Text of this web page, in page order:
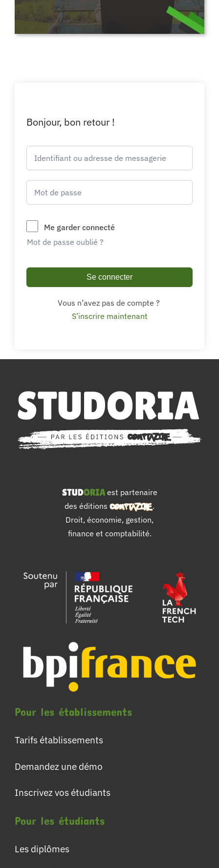
Bonjour, bon retour !
Me garder connecté
Mot de passe oublié ?
Se connecter
Vous n’avez pas de compte ?
S’inscrire maintenant
est partenaire
des éditions
.
Droit, économie, gestion,
finance et comptabilité.
Pour les établissements
Tarifs établissements
Demandez une démo
Inscrivez vos étudiants
Pour les étudiants
Les diplômes